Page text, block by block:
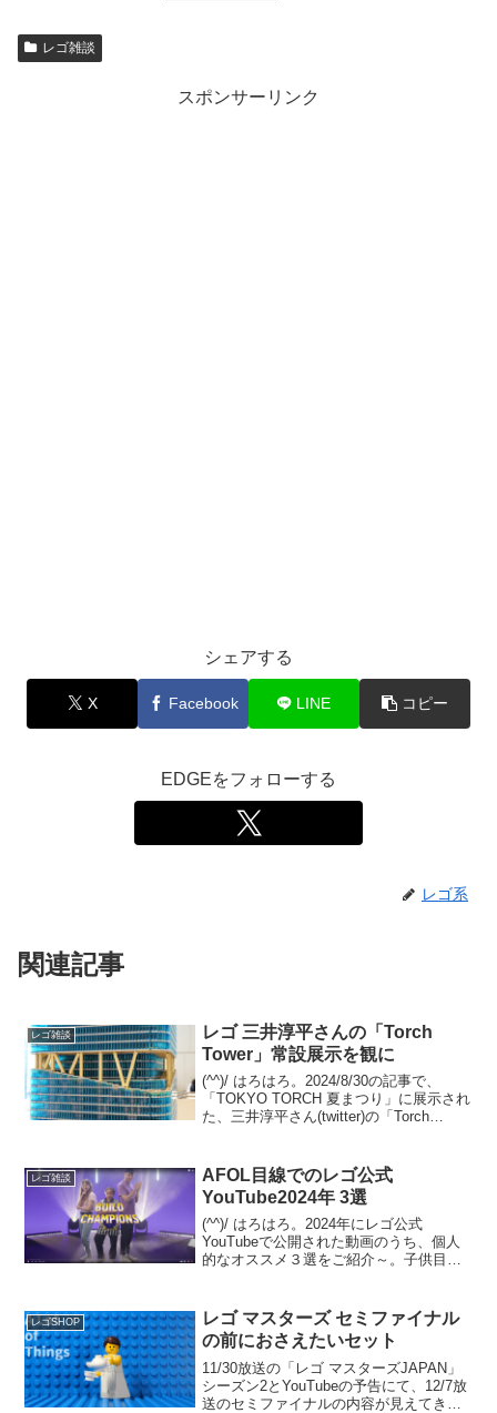
レゴ雑談
スポンサーリンク
シェアする
X Facebook LINE コピー
EDGEをフォローする
レゴ系
関連記事
レゴ雑談
レゴ 三井淳平さんの「Torch
Tower」常設展示を観に
(^^)/ はろはろ。2024/8/30の記事で、
「TOKYO TORCH 夏まつり」に展示され
た、三井淳平さん(twitter)の「Torch
返りですが、「T...
レゴ雑談
AFOL目線でのレゴ公式
YouTube2024年 3選
(^^)/ はろはろ。2024年にレゴ公式
YouTubeで公開された動画のうち、個人
的なオススメ３選をご紹介～。子供目線
ィシャル！？ってくらいに、子供向けで
は無いホ...
レゴSHOP
レゴ マスターズ セミファイナル
の前におさえたいセット
11/30放送の「レゴ マスターズJAPAN」
シーズン2とYouTubeの予告にて、12/7放
送のセミファイナルの内容が見えてきま